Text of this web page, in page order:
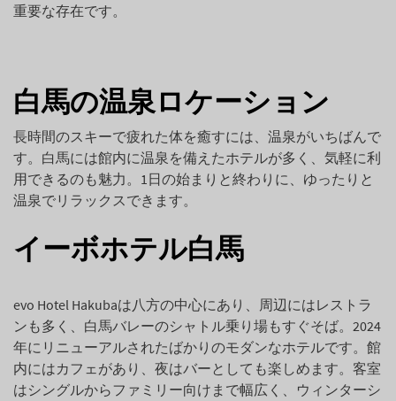
重要な存在です。
白馬の温泉ロケーション
長時間のスキーで疲れた体を癒すには、温泉がいちばんで
す。白馬には館内に温泉を備えたホテルが多く、気軽に利
用できるのも魅力。1日の始まりと終わりに、ゆったりと
温泉でリラックスできます。
イーボホテル白馬
evo Hotel Hakubaは八方の中心にあり、周辺にはレストラ
ンも多く、白馬バレーのシャトル乗り場もすぐそば。2024
年にリニューアルされたばかりのモダンなホテルです。館
内にはカフェがあり、夜はバーとしても楽しめます。客室
はシングルからファミリー向けまで幅広く、ウィンターシ